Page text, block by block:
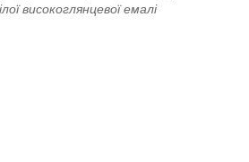
високоглянцевої емалі